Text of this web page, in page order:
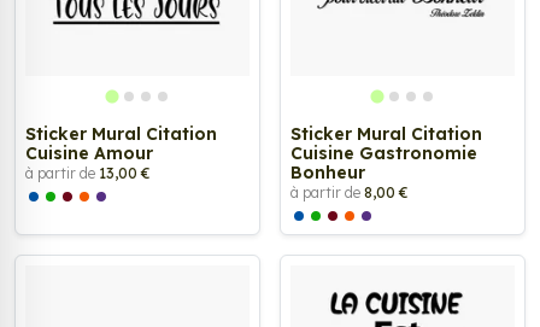
Sticker Mural Citation
Cuisine Amour
à partir de 13,00 €
Sticker Mural Citation
Cuisine Gastronomie
Bonheur
à partir de 8,00 €